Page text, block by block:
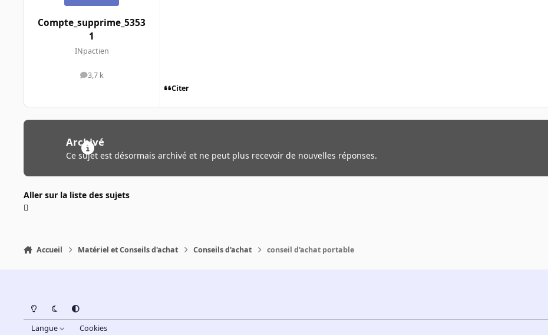
Compte_supprime_5353
1
INpactien
3,7 k
messages
Citer
Archivé
Ce sujet est désormais archivé et ne peut plus recevoir de nouvelles réponses.
Aller sur la liste des sujets
Accueil Matériel et Conseils d'achat Conseils d'achat conseil d'achat portable
Light ModeDark ModeSystem Preference
Langue Cookies